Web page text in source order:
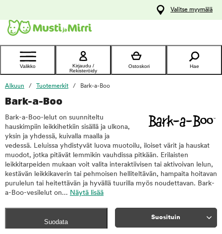
Ota yhteyttä
asiakaspalveluun
Valitse myymälä
Valikko
Kirjaudu /
Rekisteröidy
Ostoskori Hae
Alkuun Tuotemerkit Bark-a-Boo
Bark-a-Boo
Bark-a-Boo-lelut on suunniteltu
hauskimpiin leikkihetkiin sisällä ja ulkona,
yksin ja yhdessä, kuivalla maalla ja
vedessä. Leluissa yhdistyvät luova muotoilu, iloiset värit ja hauskat
muodot, jotka pitävät lemmikin vauhdissa pitkään. Erilaisten
leikkitarpeiden mukaan voit valita interaktiivisen tai aktivoivan lelun,
kestävän leikkikaverin tai pehmoisen helliteltävän, hampaita hoitavan
purulelun tai heitettävän ja hyvällä tuurilla myös noudettavan. Bark-
a-Boo-vesilelut on... Näytä lisää
Suodata
Suosituin